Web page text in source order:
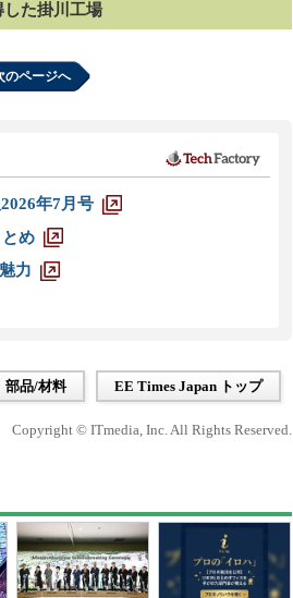
た掛川工場
のページへ
年7月号
め
力
部品/材料 EE Times Japan トップ
Copyright © ITmedia, Inc. All Rights Reserved.